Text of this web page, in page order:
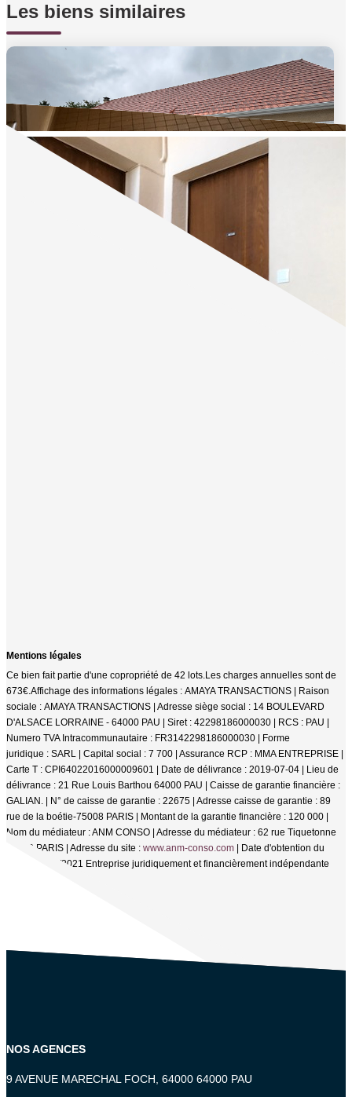
Les biens similaires
Mentions légales
Ce bien fait partie d'une copropriété de 42 lots.Les charges annuelles sont de
673€.Affichage des informations légales : AMAYA TRANSACTIONS | Raison
sociale : AMAYA TRANSACTIONS | Adresse siège social : 14 BOULEVARD
D'ALSACE LORRAINE - 64000 PAU | Siret : 42298186000030 | RCS : PAU |
Numero TVA Intracommunautaire : FR3142298186000030 | Forme
juridique : SARL | Capital social : 7 700 | Assurance RCP : MMA ENTREPRISE |
Carte T : CPI64022016000009601 | Date de délivrance : 2019-07-04 | Lieu de
délivrance : 21 Rue Louis Barthou 64000 PAU | Caisse de garantie financière :
GALIAN. | N° de caisse de garantie : 22675 | Adresse caisse de garantie : 89
rue de la boétie-75008 PARIS | Montant de la garantie financière : 120 000 |
Nom du médiateur : ANM CONSO | Adresse du médiateur : 62 rue Tiquetonne
75002 PARIS | Adresse du site : www.anm-conso.com | Date d'obtention du
label : 01/01/2021 Entreprise juridiquement et financièrement indépendante
NOS AGENCES
9 AVENUE MARECHAL FOCH, 64000 64000 PAU